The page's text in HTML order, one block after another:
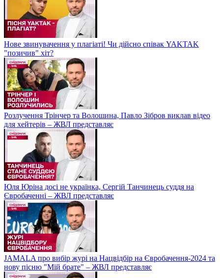
Нове звинувачення у плагіаті! Чи дійсно співак YAKTAK
"позичив" хіт?
Розлучення Трінчер та Волошина, Павло Зібров виклав відео
для хейтерів – ЖВЛ представляє
Юля Юріна досі не українка, Сергій Танчинець суддя на
Євробаченні – ЖВЛ представляє
JAMALA про вибір журі на Нацвідбір на Євробачення-2024 та
нову пісню "Мій брате" – ЖВЛ представляє